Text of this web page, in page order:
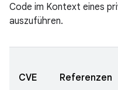
Code im Kontext eines
auszuführen.
CVE Referenzen